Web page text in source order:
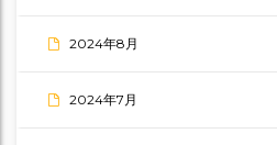
2024年8月
2024年7月